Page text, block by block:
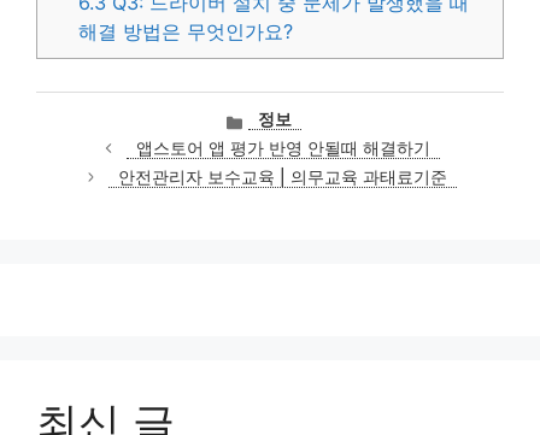
해결 방법은 무엇인가요?
카
테
고
리
정보
앱스토어 앱 평가 반영 안될때 해결하기
안전관리자 보수교육 | 의무교육 과태료기준
최신 글